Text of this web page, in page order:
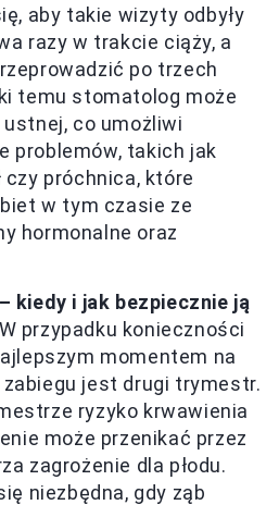
aby takie wizyty odbyły
razy w trakcie ciąży, a
po trzech
temu stomatolog może
co umożliwi
problemów, takich jak
czy próchnica, które
w tym czasie ze
hormonalne oraz
kiedy i jak bezpiecznie ją
przypadku konieczności
momentem na
jest drugi trymestr.
ryzyko krwawienia
może przenikać przez
zagrożenie dla płodu.
niezbędna, gdy ząb